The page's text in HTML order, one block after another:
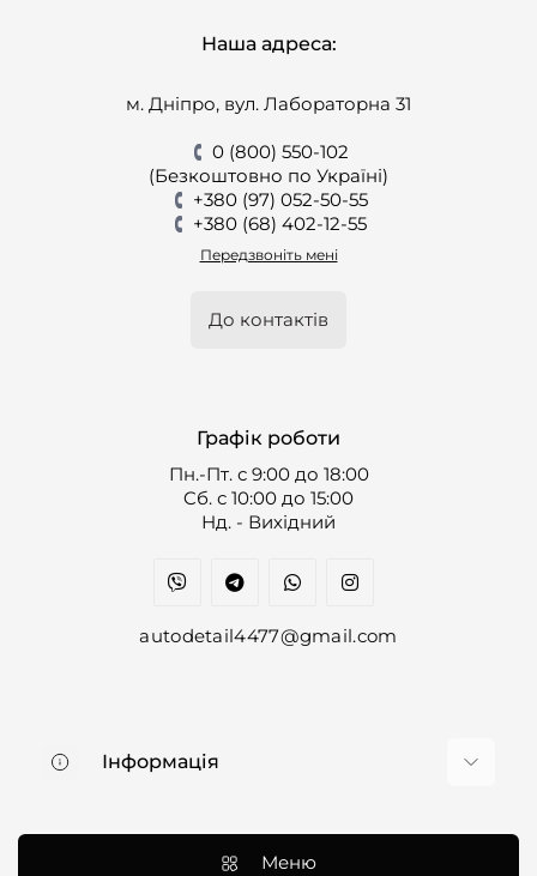
Наша адреса:
м. Дніпро, вул. Лабораторна 31
0 (800) 550-102
(Безкоштовно по Україні)
+380 (97) 052-50-55
+380 (68) 402-12-55
Передзвоніть мені
До контактів
Графік роботи
Пн.-Пт. с 9:00 до 18:00
Cб. с 10:00 до 15:00
Нд. - Вихідний
autodetail4477@gmail.com
Інформація
Меню